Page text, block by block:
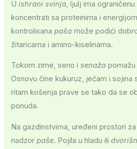
Uishrani svinja, ljulj ima
koncentrati sa proteinima i
kontrolisanapaša može podići
žitaricama i amino-kiselinama.
Tokom zime, seno isenaža
Osnovu čine kukuruz, ječam i sojina
ritam košenja prave se tako da se
ponuda.
Na gazdinstvima, uređeni prostori
nadzorpaše. Pojila u hladu ili